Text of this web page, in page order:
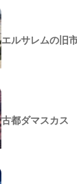
エルサレムの旧
古都ダマスカス